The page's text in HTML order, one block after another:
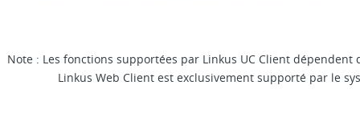
Note : Les fonctions supportées par Linkus UC Client
Linkus Web Client est exclusivement supporté par le